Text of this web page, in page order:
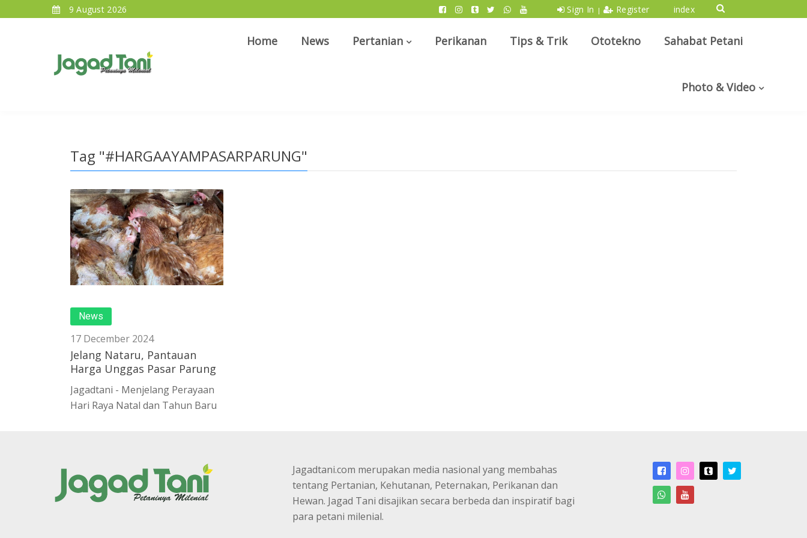
9 August 2026 Sign In | Register index
Home News Pertanian Perikanan Tips & Trik Ototekno Sahabat Petani
Photo & Video
Tag "#HARGAAYAMPASARPARUNG"
News
17 December 2024
Jelang Nataru, Pantauan
Harga Unggas Pasar Parung
Jagadtani - Menjelang Perayaan
Hari Raya Natal dan Tahun Baru
Jagadtani.com merupakan media nasional yang membahas
tentang Pertanian, Kehutanan, Peternakan, Perikanan dan
Hewan. Jagad Tani disajikan secara berbeda dan inspiratif bagi
para petani milenial.